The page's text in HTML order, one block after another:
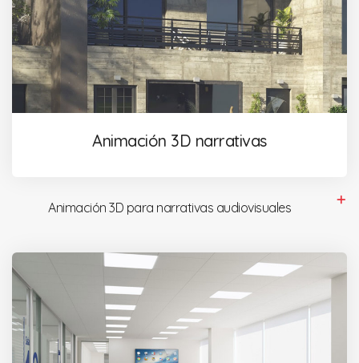
Animación 3D narrativas
Animación 3D para narrativas audiovisuales